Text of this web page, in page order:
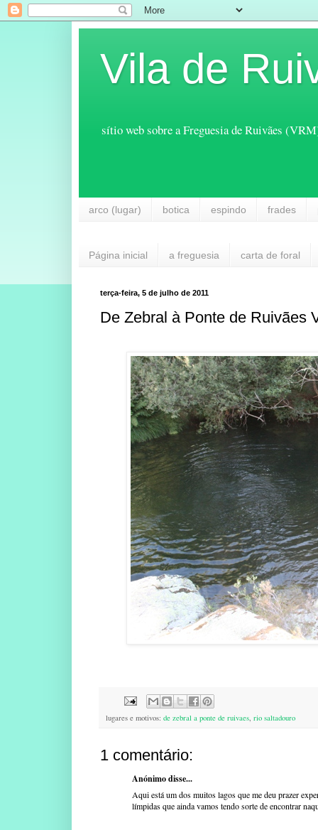
Vila de
sítio web sobre a Freguesia de Ruivães
arco (lugar) botica espindo frades
Página inicial a freguesia carta de foral
terça-feira, 5 de julho de 2011
De Zebral à Ponte de Ruivães
lugares e motivos: de zebral a ponte de ruivaes, rio saltadouro
1 comentário:
Anónimo disse...
Aqui está um dos muitos lagos que me deu prazer
límpidas que ainda vamos tendo sorte de encontrar